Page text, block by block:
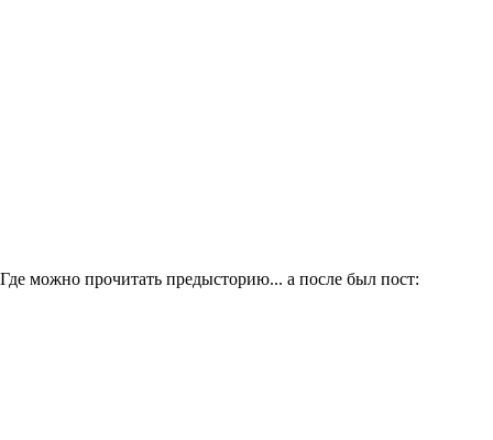
Где можно прочитать предысторию... а после был пост: